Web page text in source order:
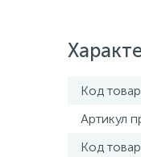
Код
Артикул
Код